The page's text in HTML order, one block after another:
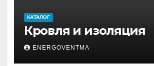
КАТАЛОГ
Кровля и изоляция
ENERGOVENTMA